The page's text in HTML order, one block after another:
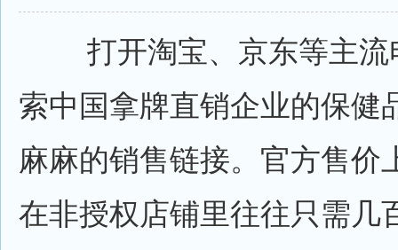
打开淘宝、京东等主流
索中国拿牌直销企业的保健
麻麻的销售链接。官方售价
在非授权店铺里往往只需几